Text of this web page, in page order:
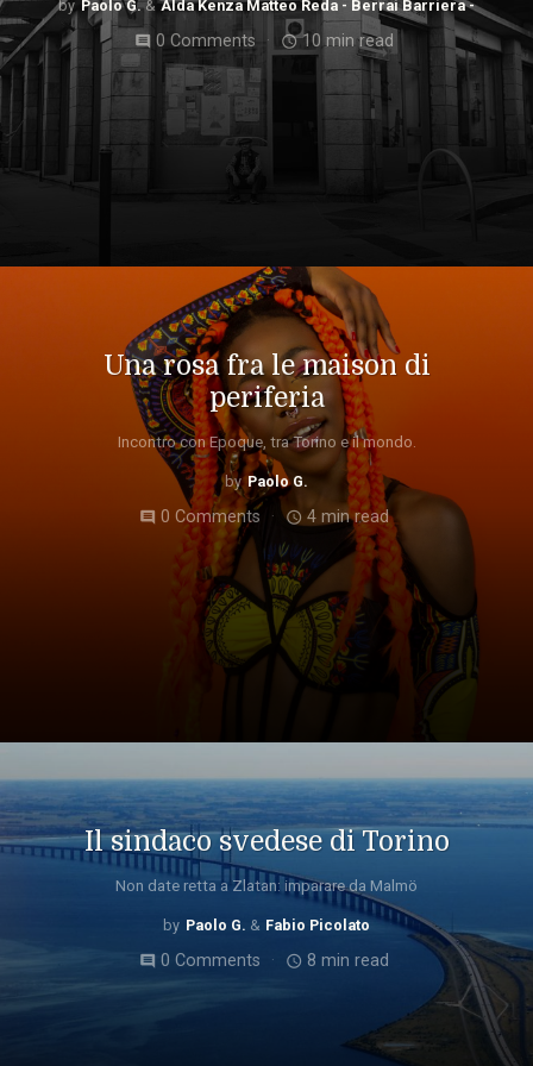
Paolo G. Alda Kenza Matteo Reda - Berrai Barriera -
comment 0 Comments access_time10 min read
Una rosa fra le maison di
periferia
Incontro con Epoque, tra Torino e il mondo.
Paolo G.
comment 0 Comments access_time 4 min read
Il sindaco svedese di Torino
Non date retta a Zlatan: imparare da Malmö
Paolo G. Fabio Picolato
comment0 Comments access_time 8 min read